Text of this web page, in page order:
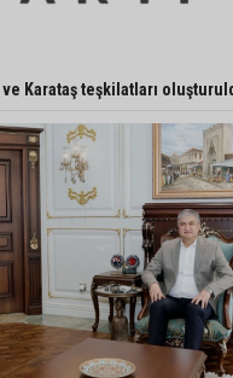
Adanalı NASA astronotu Deniz
Kozan’da üreticilere yangın ve anız
yağlık ayçiçeği hasadı
ve Karataş teşkilatları